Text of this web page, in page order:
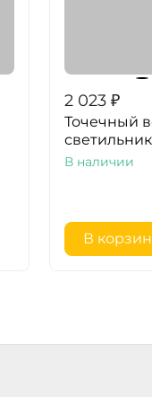
2 023 ₽
Точечный
В наличии
В